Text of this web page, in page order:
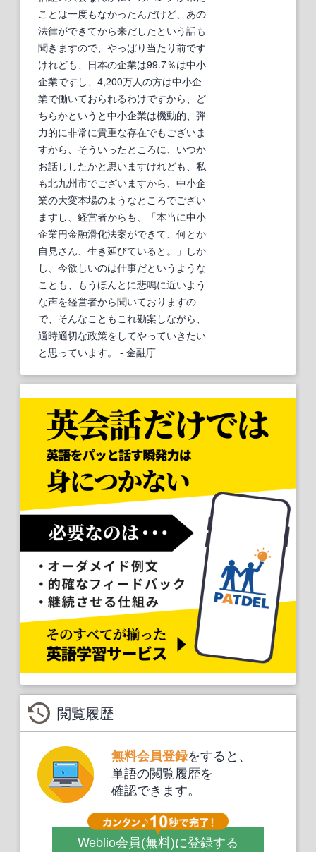
ことは一度もなかったんだけど、あの
法律ができてから来だしたという話も
聞きますので、やっぱり当たり前です
けれども、日本の企業は99.7％は中小
企業ですし、4,200万人の方は中小企
業で働いておられるわけですから、ど
ちらかというと中小企業は機動的、弾
力的に非常に貴重な存在でもございま
すから、そういったところに、いつか
お話ししたかと思いますけれども、私
も北九州市でございますから、中小企
業の大変本場のようなところでござい
ますし、経営者からも、「本当に中小
企業円金融滑化法案ができて、何とか
自見さん、生き延びていると。」しか
し、今欲しいのは仕事だというような
ことも、もうほんとに悲鳴に近いよう
な声を経営者から聞いておりますの
で、そんなこともこれ勘案しながら、
適時適切な政策をしてやっていきたい
と思っています。
- 金融庁
閲覧履歴
無料会員登録をすると、
単語の閲覧履歴を
確認できます。
Weblio会員(無料)に登録する